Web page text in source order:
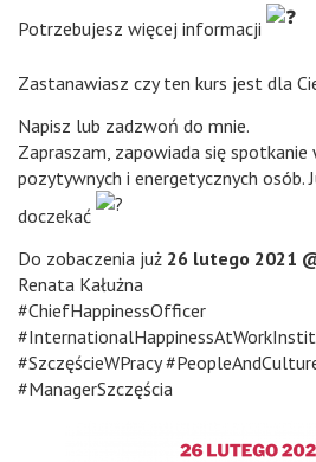
Potrzebujesz więcej informacji
Zastanawiasz czy ten kurs jest dla
Napisz lub zadzwoń do mnie.
Zapraszam, zapowiada się spotkanie
pozytywnych i energetycznych osób.
doczekać
Do zobaczenia już 26 lutego 2021
Renata Kałużna
#ChiefHappinessOfficer
#SzczęścieWPracy
#ManagerSzczęścia